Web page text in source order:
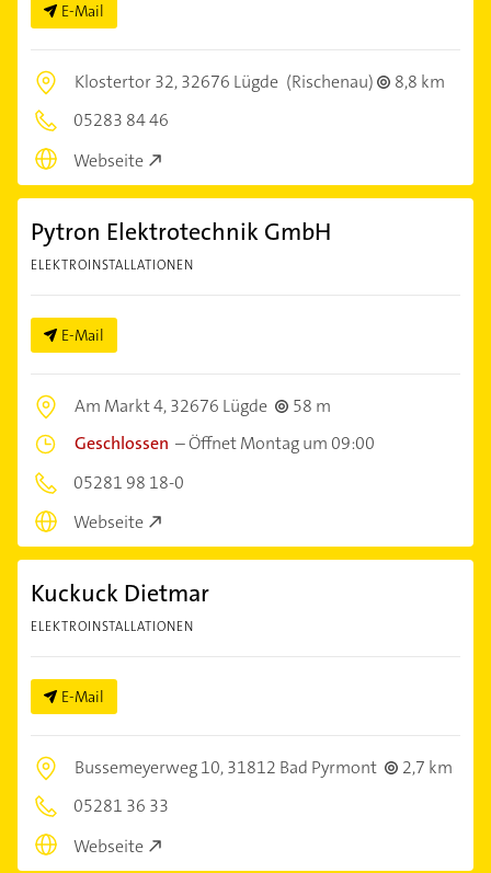
E-Mail
Klostertor 32,32676 Lügde (Rischenau)
8,8 km
05283 84 46
Webseite
Pytron Elektrotechnik GmbH
ELEKTROINSTALLATIONEN
E-Mail
Am Markt 4,32676 Lügde
58 m
Geschlossen –Öffnet Montag um 09:00
05281 98 18-0
Webseite
Kuckuck Dietmar
ELEKTROINSTALLATIONEN
E-Mail
Bussemeyerweg 10,31812 Bad Pyrmont
2,7 km
05281 36 33
Webseite